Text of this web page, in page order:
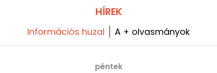
HÍREK
Információs huzal A + olvasmányok
péntek